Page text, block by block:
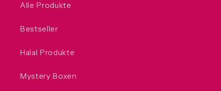
Alle Produkte
Bestseller
Halal Produkte
Mystery Boxen